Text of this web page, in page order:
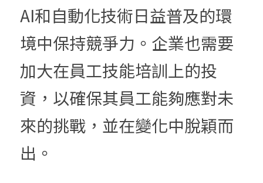
AI和自動化技術日益普及的環
境中保持競爭力。企業也需要
加大在員工技能培訓上的投
資，以確保其員工能夠應對未
來的挑戰，並在變化中脫穎而
出。